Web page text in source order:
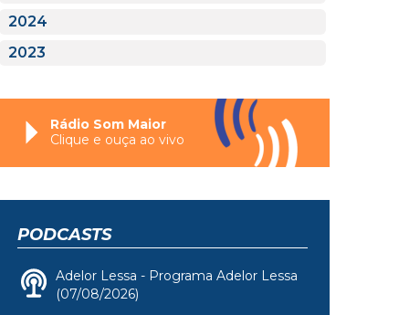
2024
2023
Rádio Som Maior
Clique e ouça ao vivo
PODCASTS
Adelor Lessa - Programa Adelor Lessa
(07/08/2026)